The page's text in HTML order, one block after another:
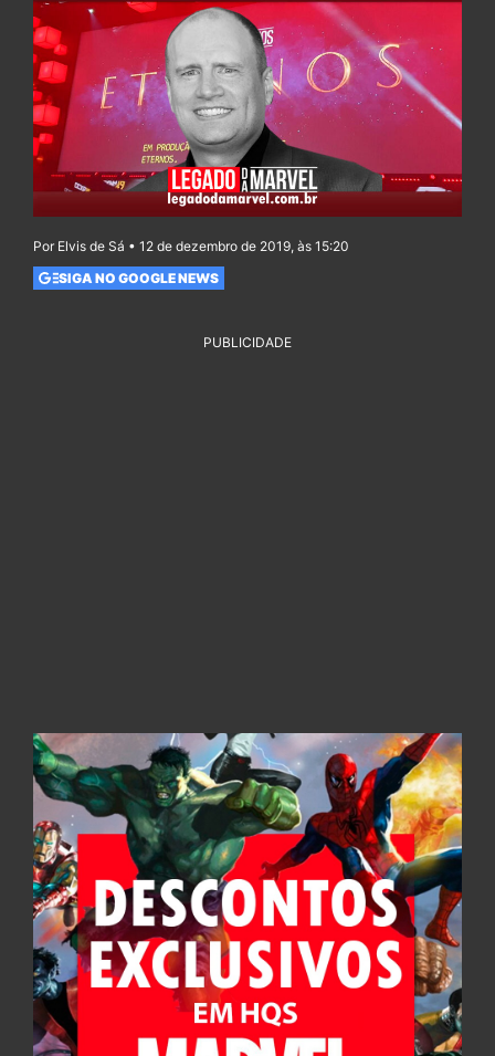
Por Elvis de Sá • 12 de dezembro de 2019, às 15:20
SIGA NO GOOGLE NEWS
PUBLICIDADE